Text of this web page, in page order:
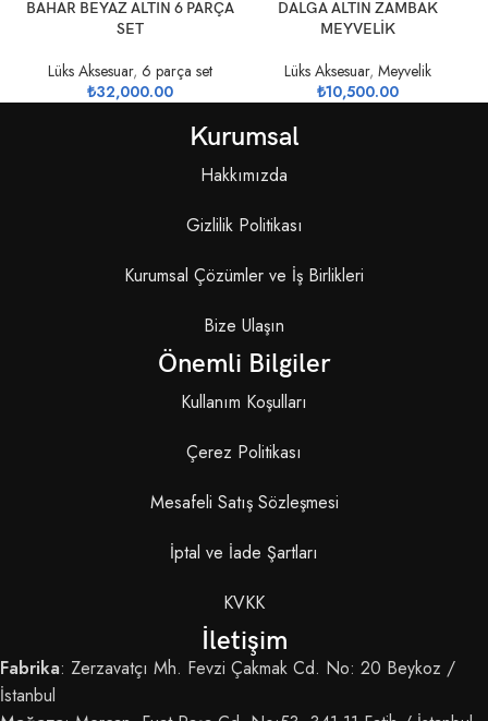
BAHAR BEYAZ ALTIN 6 PARÇA
SET
Lüks Aksesuar, 6 parça set
₺32,000.00
DALGA ALTIN ZAMBAK
MEYVELİK
Lüks Aksesuar, Meyvelik
₺10,500.00
Kurumsal
Hakkımızda
Gizlilik Politikası
Kurumsal Çözümler ve İş Birlikleri
Bize Ulaşın
Önemli Bilgiler
Kullanım Koşulları
Çerez Politikası
Mesafeli Satış Sözleşmesi
İptal ve İade Şartları
KVKK
İletişim
Fabrika: Zerzavatçı Mh. Fevzi Çakmak Cd. No: 20 Beykoz /
İstanbul